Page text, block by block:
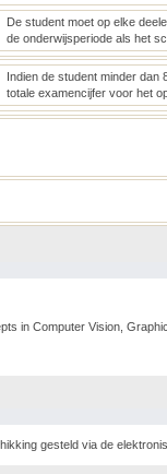
De student moet op elke
de onderwijsperiode als het
Indien de student minder dan
totale examencijfer voor het
in Computer Vision,
gesteld via de